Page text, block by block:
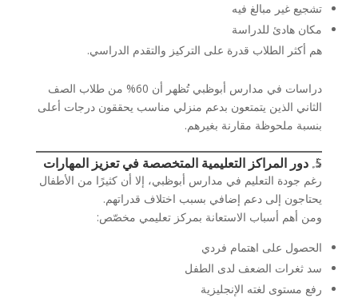
تشجيع غير مبالغ فيه
مكان هادئ للدراسة
هم أكثر الطلاب قدرة على التركيز والتقدم الدراسي.
دراسات في مدارس أبوظبي تُظهر أن 60% من طلاب الصف
الثاني الذين يتمتعون بدعم منزلي مناسب يحققون درجات أعلى
بنسبة ملحوظة مقارنة بغيرهم.
5. دور المراكز التعليمية المتخصصة في تعزيز المهارات
رغم جودة التعليم في مدارس أبوظبي، إلا أن كثيرًا من الأطفال
يحتاجون إلى دعم إضافي بسبب اختلاف قدراتهم.
ومن أهم أسباب الاستعانة بمركز تعليمي مخصّص:
الحصول على اهتمام فردي
سد ثغرات الضعف لدى الطفل
رفع مستوى لغته الإنجليزية